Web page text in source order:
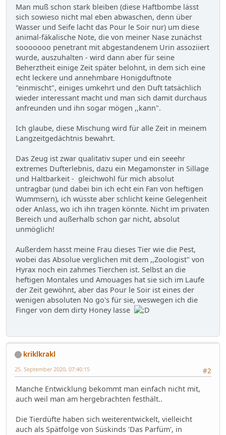
Man muß schon stark bleiben (diese Haftbombe lässt
sich sowieso nicht mal eben abwaschen, denn über
Wasser und Seife lacht das Pour le Soir nur) um diese
animal-fäkalische Note, die von meiner Nase zunächst
sooooooo penetrant mit abgestandenem Urin assoziiert
wurde, auszuhalten - wird dann aber für seine
Beherztheit einige Zeit später belohnt, in dem sich eine
echt leckere und annehmbare Honigduftnote
"einmischt", einiges umkehrt und den Duft tatsächlich
wieder interessant macht und man sich damit durchaus
anfreunden und ihn sogar mögen ,,kann".
Ich glaube, diese Mischung wird für alle Zeit in meinem
Langzeitgedächtnis bewahrt.
Das Zeug ist zwar qualitativ super und ein seeehr
extremes Dufterlebnis, dazu ein Megamonster in Sillage
und Haltbarkeit - gleichwohl für mich absolut
untragbar (und dabei bin ich echt ein Fan von heftigen
Wummsern), ich wüsste aber schlicht keine Gelegenheit
oder Anlass, wo ich ihn tragen könnte. Nicht im privaten
Bereich und außerhalb schon gar nicht, absolut
unmöglich!
Außerdem hasst meine Frau dieses Tier wie die Pest,
wobei das Absolue verglichen mit dem ,,Zoologist" von
Hyrax noch ein zahmes Tierchen ist. Selbst an die
heftigen Montales und Amouages hat sie sich im Laufe
der Zeit gewöhnt, aber das Pour le Soir ist eines der
wenigen absoluten No go's für sie, weswegen ich die
Finger von dem dirty Honey lasse
kriklkrakl
#2
25. September 2020, 07:40:15
Manche Entwicklung bekommt man einfach nicht mit,
auch weil man am hergebrachten festhält..
Die Tierdüfte haben sich weiterentwickelt, vielleicht
auch als Spätfolge von Süskinds 'Das Parfüm', in